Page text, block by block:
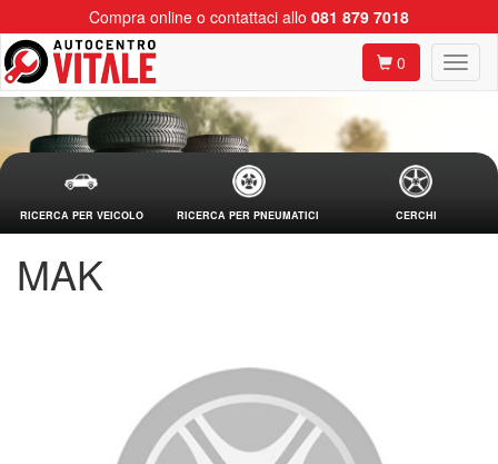
Compra online o contattaci allo 081 879 7018
0
RICERCA PER VEICOLO RICERCA PER PNEUMATICI CERCHI
MAK